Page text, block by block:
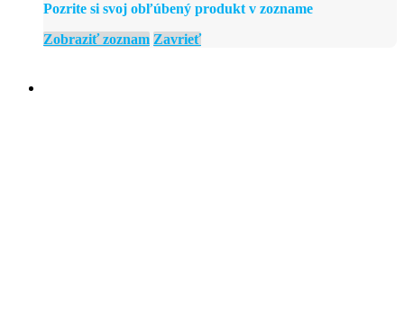
Pozrite si svoj obľúbený produkt v zozname
Zobraziť zoznam Zavrieť